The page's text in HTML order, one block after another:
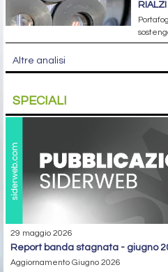
RIALZI
Altre analisi
SPECIALI
29 maggio 2026
report banda stagnata - giugno
Aggiornamento Giugno 2026